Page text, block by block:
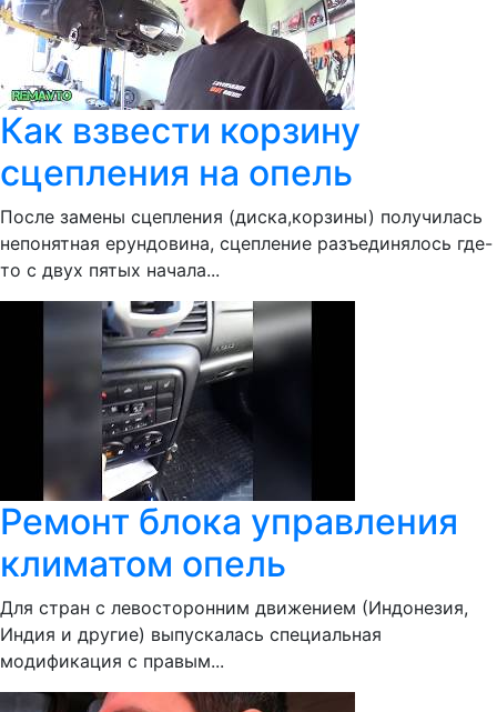
Как взвести корзину
сцепления на опель
После замены сцепления (диска,корзины) получилась
непонятная ерундовина, сцепление разъединялось где-
то с двух пятых начала...
Ремонт блока управления
климатом опель
Для стран с левосторонним движением (Индонезия,
Индия и другие) выпускалась специальная
модификация с правым...